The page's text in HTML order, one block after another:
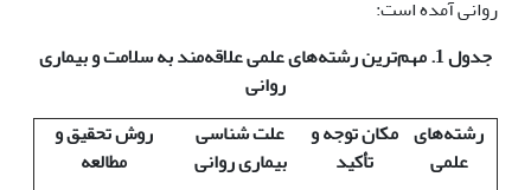
روانی آمده است:
جدول 1. مهم‌ترین رشته‌های علمی علاقه‌مند به سلامت و بیماری
روانی
رشته‌های
علمی
مکان توجه و
تأکید
علت شناسی
بیماری روانی
روش تحقیق و
مطالعه